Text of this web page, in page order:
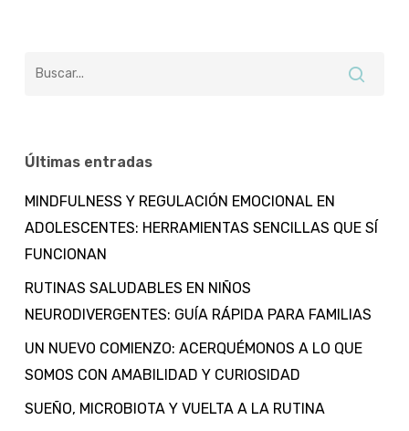
Últimas entradas
MINDFULNESS Y REGULACIÓN EMOCIONAL EN
ADOLESCENTES: HERRAMIENTAS SENCILLAS QUE SÍ
FUNCIONAN
RUTINAS SALUDABLES EN NIÑOS
NEURODIVERGENTES: GUÍA RÁPIDA PARA FAMILIAS
UN NUEVO COMIENZO: ACERQUÉMONOS A LO QUE
SOMOS CON AMABILIDAD Y CURIOSIDAD
SUEÑO, MICROBIOTA Y VUELTA A LA RUTINA